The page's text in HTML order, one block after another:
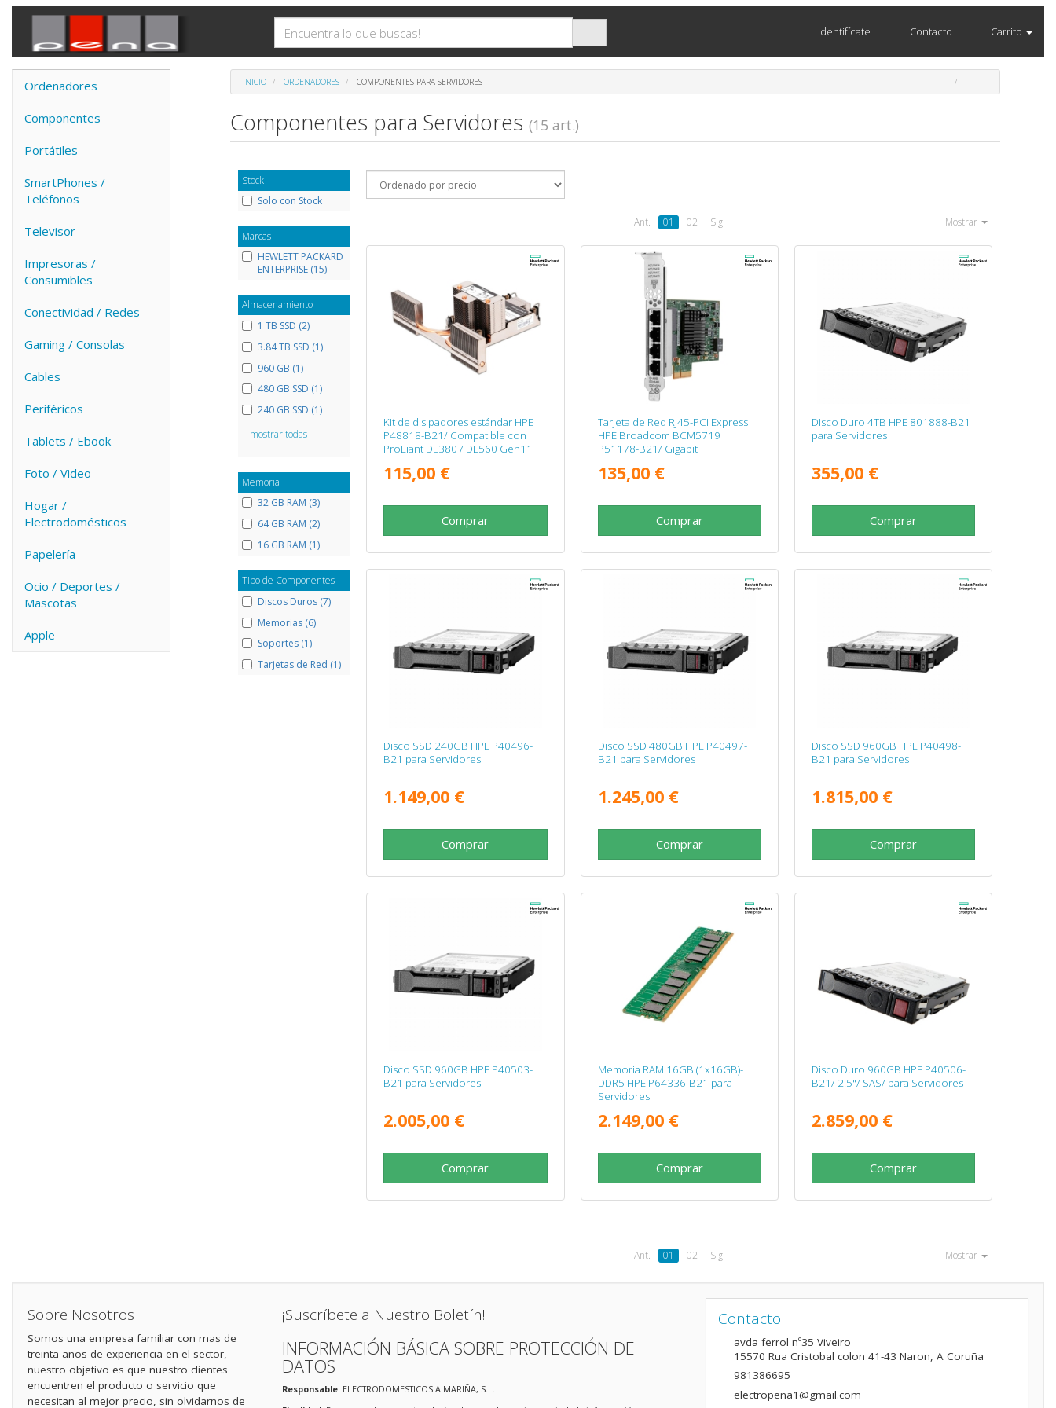
Identifícate Contacto Carrito
Ordenadores
Componentes
Portátiles
SmartPhones /
Teléfonos
Televisor
Impresoras /
Consumibles
Conectividad / Redes
Gaming / Consolas
Cables
Periféricos
Tablets / Ebook
Foto / Video
Hogar /
Electrodomésticos
Papelería
Ocio / Deportes /
Mascotas
Apple
INICIO ORDENADORES COMPONENTES PARA SERVIDORES
Componentes para Servidores (15 art.)
Stock
Solo con Stock
Marcas
HEWLETT PACKARD
ENTERPRISE (15)
Almacenamiento
1 TB SSD (2)
3.84 TB SSD (1)
960 GB (1)
480 GB SSD (1)
240 GB SSD (1)
mostrar todas
Memoria
32 GB RAM (3)
64 GB RAM (2)
16 GB RAM (1)
Tipo de Componentes
Discos Duros (7)
Memorias (6)
Soportes (1)
Tarjetas de Red (1)
Ant. 01 02 Sig. Mostrar
Kit de disipadores estándar HPE
P48818-B21/ Compatible con
ProLiant DL380 / DL560 Gen11
115,00 €
Comprar
Tarjeta de Red RJ45-PCI Express
HPE Broadcom BCM5719
P51178-B21/ Gigabit
135,00 €
Comprar
Disco Duro 4TB HPE 801888-B21
para Servidores
355,00 €
Comprar
Disco SSD 240GB HPE P40496-
B21 para Servidores
1.149,00 €
Comprar
Disco SSD 480GB HPE P40497-
B21 para Servidores
1.245,00 €
Comprar
Disco SSD 960GB HPE P40498-
B21 para Servidores
1.815,00 €
Comprar
Disco SSD 960GB HPE P40503-
B21 para Servidores
2.005,00 €
Comprar
Memoria RAM 16GB (1x16GB)-
DDR5 HPE P64336-B21 para
Servidores
2.149,00 €
Comprar
Disco Duro 960GB HPE P40506-
B21/ 2.5"/ SAS/ para Servidores
2.859,00 €
Comprar
Ant. 01 02 Sig. Mostrar
Sobre Nosotros
Somos una empresa familiar con mas de
treinta años de experiencia en el sector,
nuestro objetivo es que nuestro clientes
encuentren el producto o servicio que
necesitan al mejor precio, sin olvidarnos de
¡Suscríbete a Nuestro Boletín!
INFORMACIÓN BÁSICA SOBRE PROTECCIÓN DE
DATOS
Responsable: ELECTRODOMESTICOS A MARIÑA, S.L.
Contacto
avda ferrol nº35 Viveiro
15570 Rua Cristobal colon 41-43 Naron A Coruña
981386695
electropena1@gmail.com